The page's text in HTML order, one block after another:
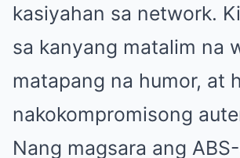
kasiyahan sa network.
sa kanyang matalim na
matapang na humor, at
nakokompromisong
Nang magsara ang